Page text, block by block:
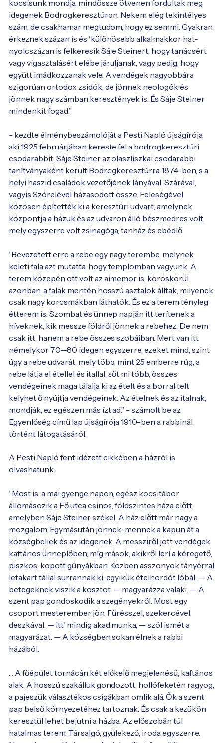
kocsisunk mondja, mindössze ötvenen fordultak meg
idegenek Bodrogkeresztúron. Nekem elég tekintélyes
szám, de csakhamar megtudom, hogy ez semmi. Gyakran
érkeznek százan is és 'különösebb alkalmakkor hat-
nyolcszázan is felkeresik Sáje Steinert, hogy tanácsért
vagy vigasztalásért elébe járuljanak, vagy pedig, hogy
együtt imádkozzanak vele. A vendégek nagyobbára
szigorúan ortodox zsidók, de jönnek neologók és
jönnek nagy számban keresztények is. És Sáje Steiner
mindenkit fogad.”
- kezdte élménybeszámolóját a Pesti Napló újságírója,
aki 1925 februárjában kereste fel a bodrogkeresztúri
csodarabbit. Sáje Steiner az olaszliszkai csodarabbi
tanítványaként került Bodrogkeresztúrra 1874-ben, s a
helyi haszid családok vezetőjének lányával, Szárával,
vagyis Szórelével házasodott össze. Feleségével
közösen építették ki a keresztúri udvart, amelynek
központja a házuk és az udvaron álló bészmedres volt,
mely egyszerre volt zsinagóga, tanház és ebédlő.
“Bevezetett erre a rebe egy nagy terembe, melynek
keleti fala azt mutatta, hogy templomban vagyunk. A
terem közepén ott volt az aimemor is, köröskörül
azonban, a falak mentén hosszú asztalok álltak, milyenek
csak nagy korcsmákban láthatók. És ez a terem tényleg
étterem is. Szombat és ünnep napján itt terítenek a
híveknek, kik messze földről jönnek a rebehez. De nem
csak itt, hanem a rebe összes szobáiban. Mert van itt
némelykor 70—80 idegen egyszerre, ezeket mind, szint
úgy a rebe udvarát, mely több, mint 25 emberre rúg, a
rebe látja el étellel és itallal, sőt mi több, összes
vendégeinek maga tálalja ki az ételt és a borral telt
kelyhet ő nyújtja vendégeinek. Az ételnek és az italnak,
mondják, ez egészen más ízt ad.” - számolt be az
Egyenlőség című lap újságírója 1910-ben a rabbinál
történt látogatásáról.
A Pesti Napló fent idézett cikkében a házról is
olvashatunk:
“Most is, a mai gyenge napon, egész kocsitábor
állomásozik a Fő utca csinos, földszintes háza előtt,
amelyben Sáje Steiner székel. A ház előtt már nagy a
mozgalom. Egymásután jönnek-mennek a kapun át a
községbeliek és az idegenek. A messziről jött vendégek
kaftános ünneplőben, míg mások, akikről lerí a kéregető,
piszkos, kopott gúnyákban. Közben asszonyok tányérral
letakart tállal surrannak ki, egyikük ételhordót lóbál. — A
betegeknek viszik a kosztot, — magyarázza valaki. — A
szent pap gondoskodik a szegényekről. Most egy
csoport mesterember jön. Fűrésszel, szekercével,
deszkával. — Itt' mindig akad munka, — szól ismét a
magyarázat. — A községben sokan élnek a rabbi
házából.
… A főépület tornácán két előkelő megjelenésű, kaftános
alak. A hosszú szakálluk gondozott, hollófeketén ragyog,
a pajeszük választékos csigákban omlik alá. Ők a szent
pap belső környezetéhez tartoznak. És csak a kezükön
keresztül lehet bejutni a házba. Az előszobán túl
hatalmas terem. Társalgó, gyülekező, iroda egyszerre.